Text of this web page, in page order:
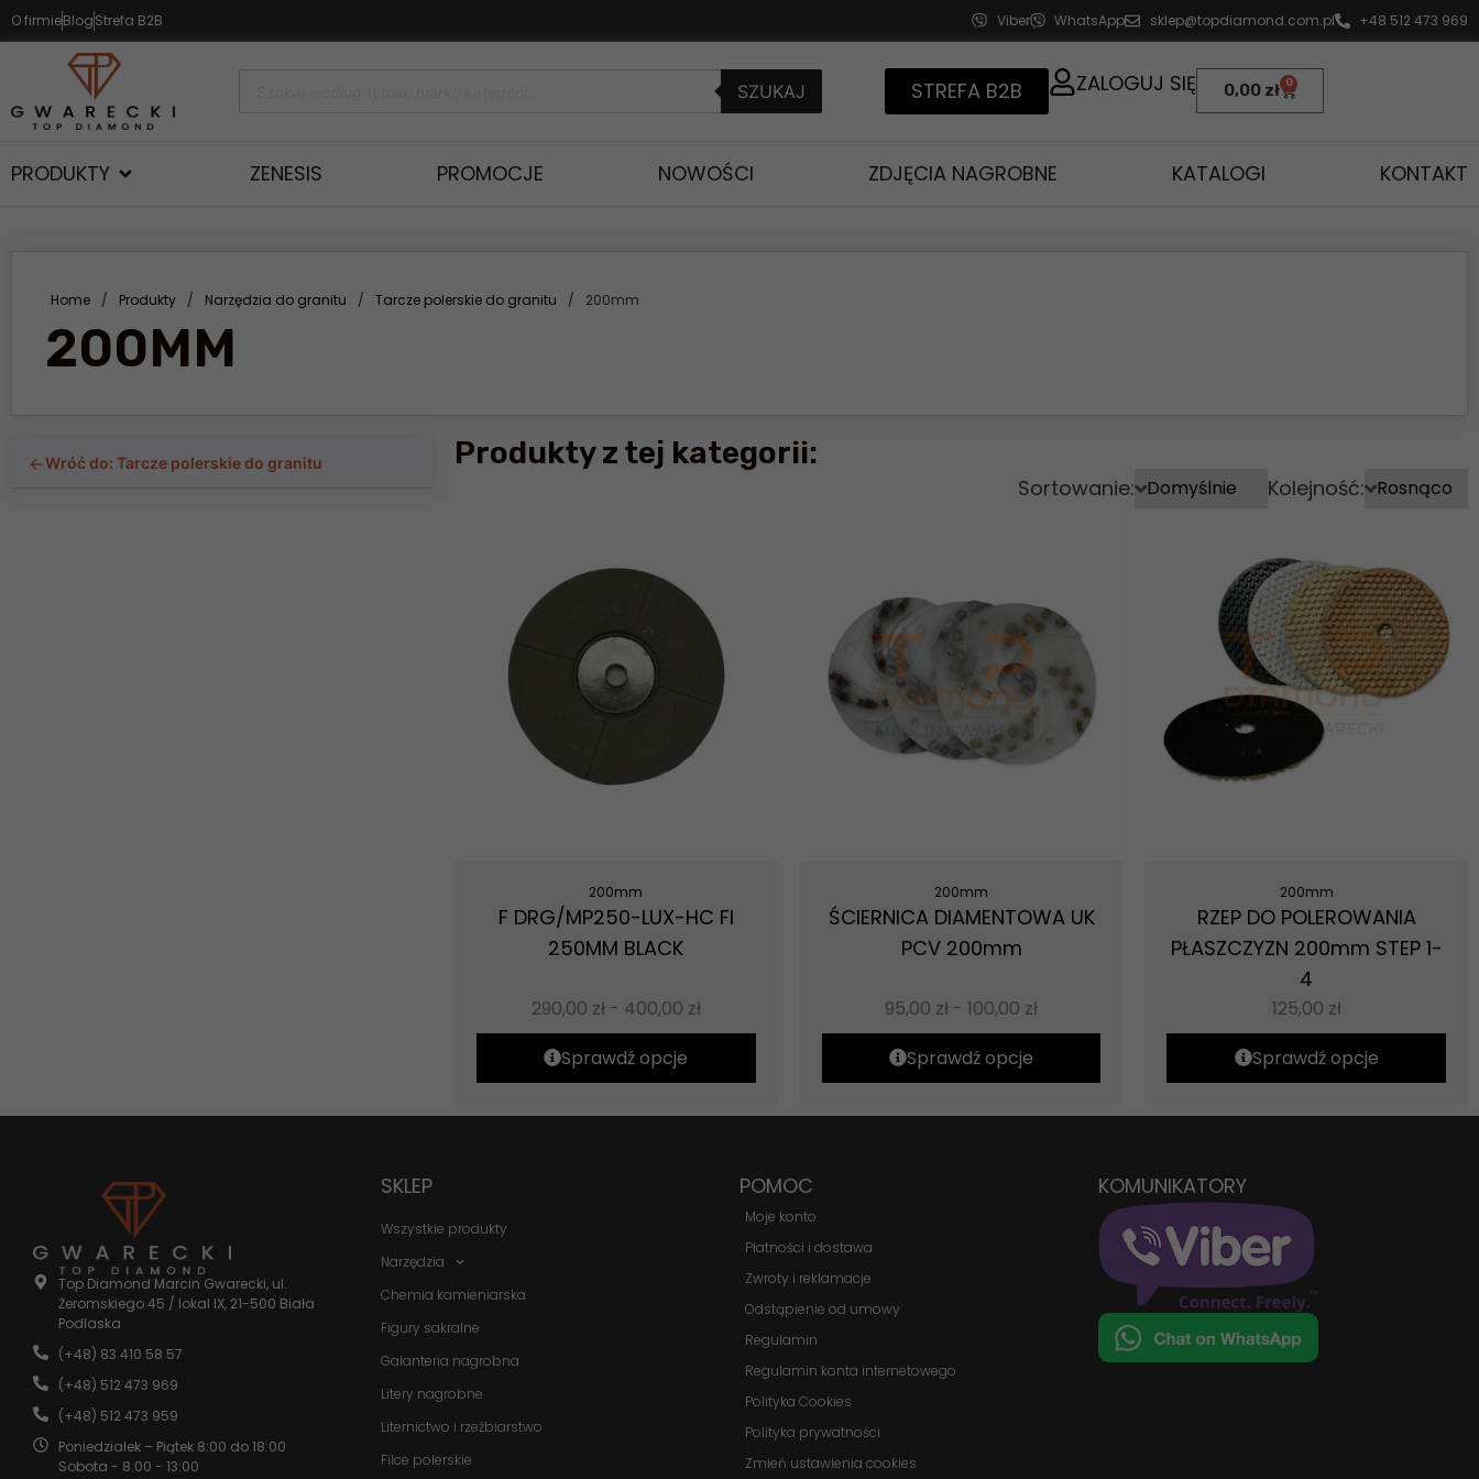
O firmieBlogStrefa B2B Viber WhatsApp sklep@topdiamond.com.pl +48 512 473 969
SZUKAJ STREFA B2B ZALOGUJ SIĘ 0,00 zł 0
PRODUKTY ZENESIS PROMOCJE NOWOŚCI ZDJĘCIA NAGROBNE KATALOGI KONTAKT
Home / Produkty / Narzędzia do granitu / Tarcze polerskie do granitu / 200mm
200MM
←Wróć do: Tarcze polerskie do granitu Produkty z tej kategorii:
Sortowanie: Kolejność:
200mm
F DRG/MP250-LUX-HC FI
250MM BLACK
290,00 zł - 400,00 zł
Sprawdź opcje
200mm
ŚCIERNICA DIAMENTOWA UK
PCV 200mm
95,00 zł -100,00 zł
Sprawdź opcje
200mm
RZEP DO POLEROWANIA
PŁASZCZYZN 200mm STEP 1-
4
125,00 zł
Sprawdź opcje
Top Diamond Marcin Gwarecki, ul.
Żeromskiego 45 / lokal IX, 21-500 Biała
Podlaska
(+48) 83 410 58 57
(+48) 512 473 969
(+48) 512 473 959
Poniedziałek – Piątek 8:00 do 18:00
Sobota - 8:00 - 13:00
SKLEP
Wszystkie produkty
Narzędzia
Chemia kamieniarska
Figury sakralne
Galanteria nagrobna
Litery nagrobne
Liternictwo i rzeźbiarstwo
Filce polerskie
POMOC
Moje konto
Płatności i dostawa
Zwroty i reklamacje
Odstąpienie od umowy
Regulamin
Regulamin konta internetowego
Polityka Cookies
Polityka prywatności
Zmień ustawienia cookies
KOMUNIKATORY